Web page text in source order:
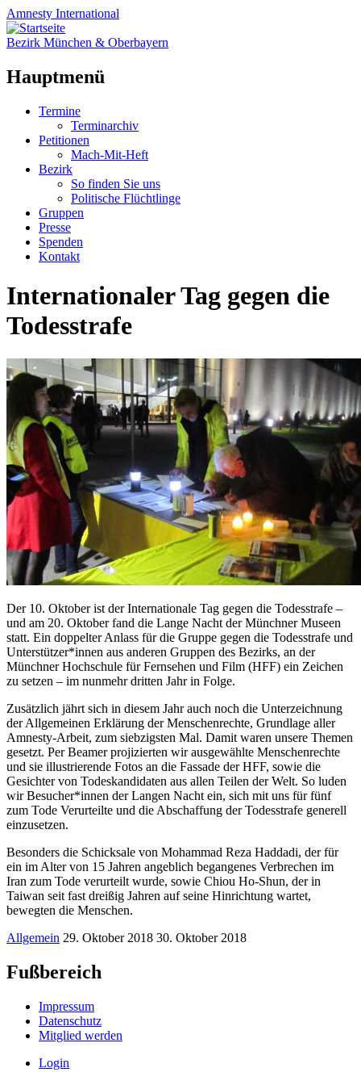
Amnesty International
Bezirk München & Oberbayern
Hauptmenü
Zum
springen
Termine
Terminarchiv
Petitionen
Mach-Mit-Heft
Bezirk
So finden Sie uns
Politische Flüchtlinge
Gruppen
Presse
Spenden
Kontakt
Internationaler Tag gegen die
Todesstrafe
Der 10. Oktober ist der Internationale Tag gegen die Todesstrafe –
und am 20. Oktober fand die Lange Nacht der Münchner Museen
statt. Ein doppelter Anlass für die Gruppe gegen die Todesstrafe und
Unterstützer*innen aus anderen Gruppen des Bezirks, an der
Münchner Hochschule für Fernsehen und Film (HFF) ein Zeichen
zu setzen – im nunmehr dritten Jahr in Folge.
Zusätzlich jährt sich in diesem Jahr auch noch die Unterzeichnung
der Allgemeinen Erklärung der Menschenrechte, Grundlage aller
Amnesty-Arbeit, zum siebzigsten Mal. Damit waren unsere Themen
gesetzt. Per Beamer projizierten wir ausgewählte Menschenrechte
und sie illustrierende Fotos an die Fassade der HFF, sowie die
Gesichter von Todeskandidaten aus allen Teilen der Welt. So luden
wir Besucher*innen der Langen Nacht ein, sich mit uns für fünf
zum Tode Verurteilte und die Abschaffung der Todesstrafe generell
einzusetzen.
Besonders die Schicksale von Mohammad Reza Haddadi, der für
ein im Alter von 15 Jahren angeblich begangenes Verbrechen im
Iran zum Tode verurteilt wurde, sowie Chiou Ho-Shun, der in
Taiwan seit fast dreißig Jahren auf seine Hinrichtung wartet,
bewegten die Menschen.
Allgemein 29. Oktober 2018 30. Oktober 2018
Fußbereich
Impressum
Datenschutz
Mitglied werden
Login